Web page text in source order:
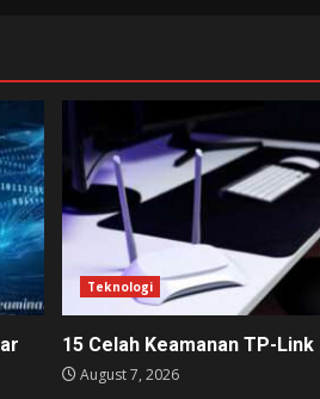
Teknologi
15 Celah Keamanan TP-Link
August 7, 2026